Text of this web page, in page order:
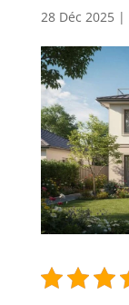
28 Déc 2025|